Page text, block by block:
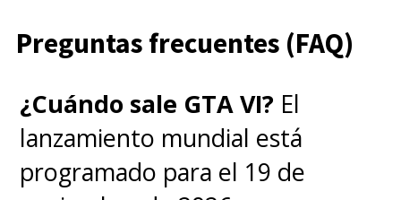
Preguntas frecuentes (FAQ)
¿Cuándo sale GTA VI? El
lanzamiento mundial está
programado para el 19 de